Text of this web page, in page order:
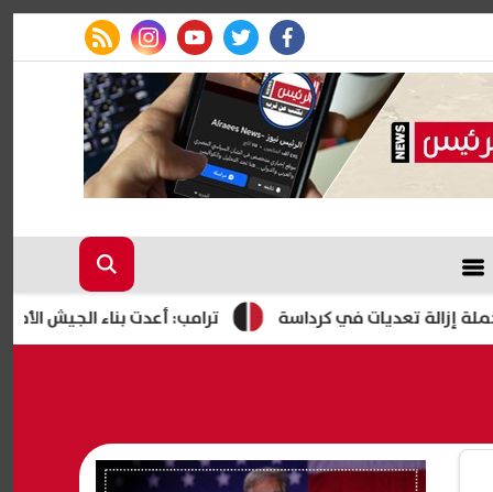
facebook
twitter
youtube
instagram
rss feed
ترامب: أعدت بناء الجيش الأمريكي في كرداسة